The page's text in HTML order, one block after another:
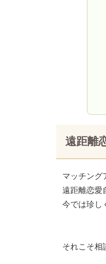
遠距離
マッチング
遠距離恋愛
今では珍し
それこそ相